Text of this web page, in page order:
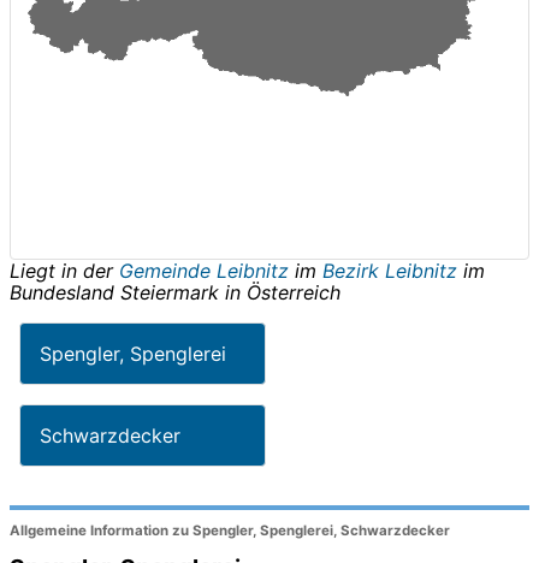
Liegt in der Gemeinde Leibnitz im Bezirk Leibnitz im
Bundesland Steiermark in Österreich
Spengler, Spenglerei
Schwarzdecker
Allgemeine Information zu Spengler, Spenglerei, Schwarzdecker